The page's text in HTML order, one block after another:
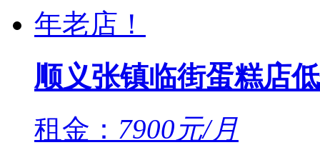
顺义张镇临街蛋糕店
租金： 7900元/月